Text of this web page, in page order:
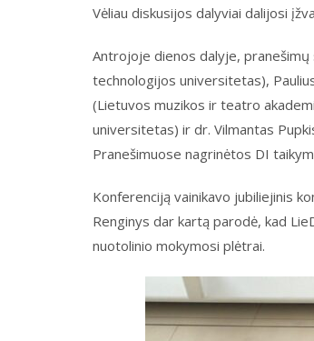
Vėliau diskusijos dalyviai dalijosi
Antrojoje dienos dalyje,
technologijos universitetas),
(Lietuvos muzikos ir teatro
universitetas) ir dr. Vilmantas
Pranešimuose nagrinėtos DI
Konferenciją vainikavo jubiliejinis
Renginys dar kartą parodė, kad
nuotolinio mokymosi plėtrai.